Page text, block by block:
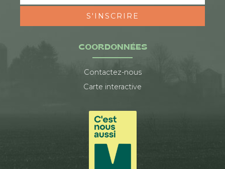
COORDONNÉES
Contactez-nous
Carte interactive
S'INSCRIRE